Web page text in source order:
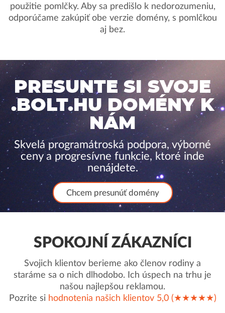
použitie pomlčky. Aby sa predišlo k nedorozumeniu,
odporúčame zakúpiť obe verzie domény, s pomlčkou
aj bez.
PRESUNTE SI SVOJE
.BOLT.HU DOMÉNY K
NÁM
Skvelá programátroská podpora, výborné
ceny a progresívne funkcie, ktoré inde
nenájdete.
Chcem presunúť domény
SPOKOJNÍ ZÁKAZNÍCI
Svojich klientov berieme ako členov rodiny a
staráme sa o nich dlhodobo. Ich úspech na trhu je
našou najlepšou reklamou.
Pozrite si hodnotenia našich klientov 5,0 (★★★★★)